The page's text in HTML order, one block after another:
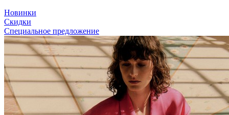
Новинки
Скидки
Специальное предложение